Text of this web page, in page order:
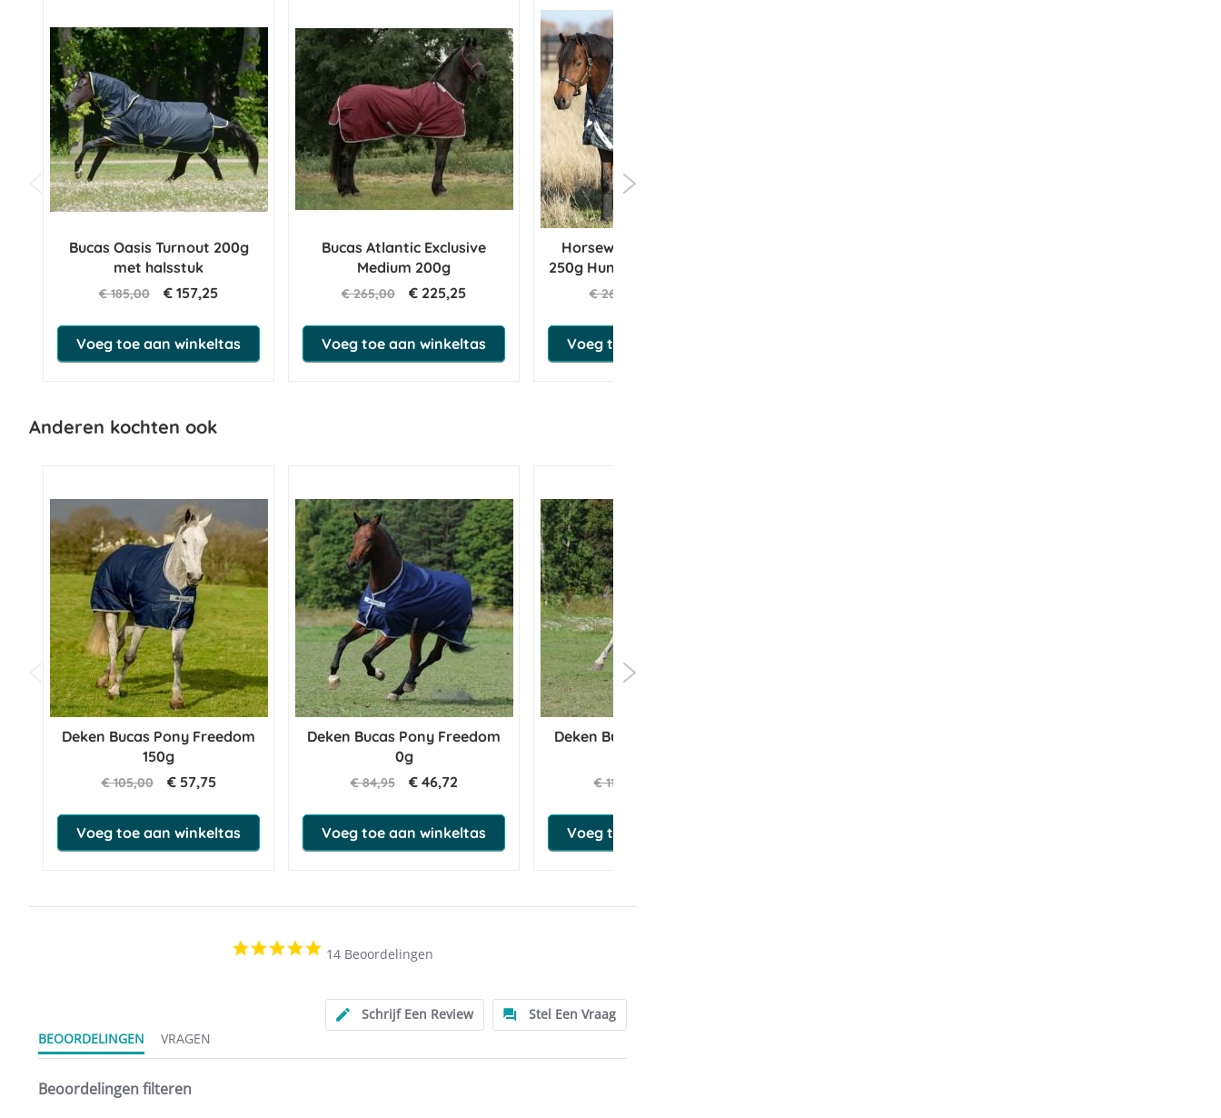
Bucas Oasis Turnout 200g
met halsstuk
€ 185,00 € 157,25
Voeg toe aan winkeltas
Bucas Atlantic Exclusive
Medium 200g
€ 265,00 € 225,25
Voeg toe aan winkeltas
Horseware Rhino Wug VL
250g Hunter check / Green &
€ 269,95
Voeg toe aan winkeltas
Anderen kochten ook
Deken Bucas Pony Freedom
150g
€ 105,00 € 57,75
Voeg toe aan winkeltas
Deken Bucas Pony Freedom
0g
€ 84,95 € 46,72
Voeg toe aan winkeltas
Deken Bucas Pony Irish 50g
€ 115,00
Voeg toe aan winkeltas
4.9
star
14 Beoordelingen
Schrijf Een Review
Stel Een Vraag
BEOORDELINGEN
VRAGEN
Beoordelingen filteren